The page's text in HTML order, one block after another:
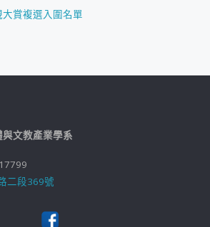
大賞複選入圍名單
文教產業學系
二段369號